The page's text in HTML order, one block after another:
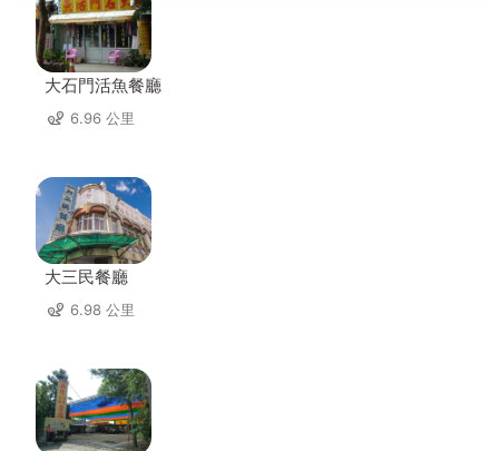
大石門活魚餐廳
6.96 公里
大三民餐廳
6.98 公里